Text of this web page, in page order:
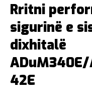
Rritni
sigurinë e
dixhitalë
42E